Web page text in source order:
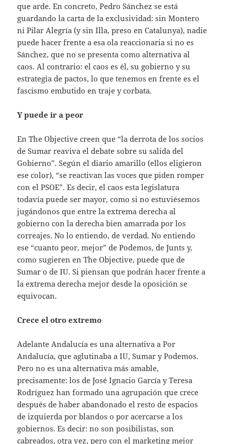
que arde. En concreto, Pedro Sánchez se está
guardando la carta de la exclusividad: sin Montero
ni Pilar Alegría (y sin Illa, preso en Catalunya), nadie
puede hacer frente a esa ola reaccionaria si no es
Sánchez, que no se presenta como alternativa al
caos. Al contrario: el caos es él, su gobierno y su
estrategia de pactos, lo que tenemos en frente es el
fascismo embutido en traje y corbata.
Y puede ir a peor
En The Objective creen que “la derrota de los socios
de Sumar reaviva el debate sobre su salida del
Gobierno”. Según el diario amarillo (ellos eligieron
ese color), “se reactivan las voces que piden romper
con el PSOE”. Es decir, el caos esta legislatura
todavía puede ser mayor, como si no estuviésemos
jugándonos que entre la extrema derecha al
gobierno con la derecha bien amarrada por los
correajes. No lo entiendo, de verdad. No entiendo
ese “cuanto peor, mejor” de Podemos, de Junts y,
como sugieren en The Objective, puede que de
Sumar o de IU. Si piensan que podrán hacer frente a
la extrema derecha mejor desde la oposición se
equivocan.
Crece el otro extremo
Adelante Andalucía es una alternativa a Por
Andalucía, que aglutinaba a IU, Sumar y Podemos.
Pero no es una alternativa más amable,
precisamente: los de José Ignacio García y Teresa
Rodríguez han formado una agrupación que crece
después de haber abandonado el resto de espacios
de izquierda por blandos o por acercarse a los
gobiernos. Es decir: no son posibilistas, son
cabreados, otra vez, pero con el marketing mejor